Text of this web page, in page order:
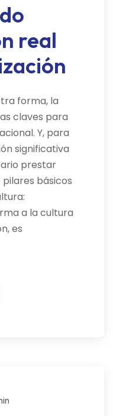
real
forma, la
claves para
Y, para
significativa
prestar
básicos
a la cultura
es